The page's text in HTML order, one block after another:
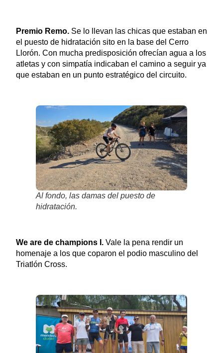
Premio Remo.Se lo llevan las chicas que estaban en
el puesto de hidratación sito en la base del Cerro
Llorón. Con mucha predisposición ofrecían agua a los
atletas y con simpatía indicaban el camino a seguir ya
que estaban en un punto estratégico del circuito.
Al fondo, las damas del puesto de
hidratación.
We are de champions I.Vale la pena rendir un
homenaje a los que coparon el podio masculino del
Triatlón Cross.